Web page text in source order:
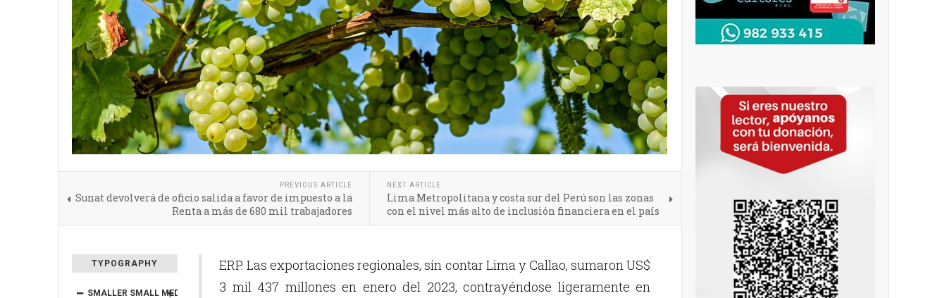
PREVIOUS ARTICLE
Sunat devolverá de oficio salida a favor de impuesto a la
Renta a más de 680 mil trabajadores
NEXT ARTICLE
Lima Metropolitana y costa sur del Perú son las zonas
con el nivel más alto de inclusión financiera en el país
TYPOGRAPHY
SMALLER SMALL MEDIUM BIGGER
ERP. Las exportaciones regionales, sin contar Lima y Callao, sumaron US$
3 mil 437 millones en enero del 2023, contrayéndose ligeramente en